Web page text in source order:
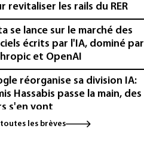
revitaliser les rails du RER
se lance sur le marché des
écrits par l'IA, dominé par
et OpenAI
réorganise sa division IA:
Hassabis passe la main, des
s'en vont
un bébé hippopotame
les brèves